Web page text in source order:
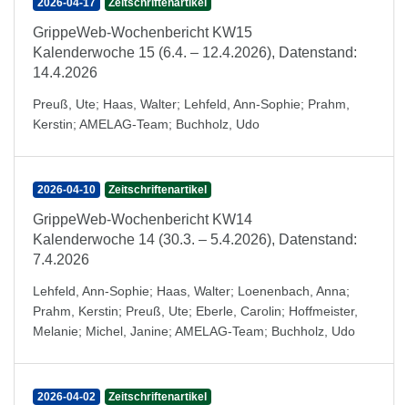
2026-04-17 Zeitschriftenartikel
GrippeWeb-Wochenbericht KW15
Kalenderwoche 15 (6.4. – 12.4.2026), Datenstand:
14.4.2026
Preuß, Ute; Haas, Walter; Lehfeld, Ann-Sophie; Prahm,
Kerstin; AMELAG-Team; Buchholz, Udo
2026-04-10 Zeitschriftenartikel
GrippeWeb-Wochenbericht KW14
Kalenderwoche 14 (30.3. – 5.4.2026), Datenstand:
7.4.2026
Lehfeld, Ann-Sophie; Haas, Walter; Loenenbach, Anna;
Prahm, Kerstin; Preuß, Ute; Eberle, Carolin; Hoffmeister,
Melanie; Michel, Janine; AMELAG-Team; Buchholz, Udo
2026-04-02 Zeitschriftenartikel